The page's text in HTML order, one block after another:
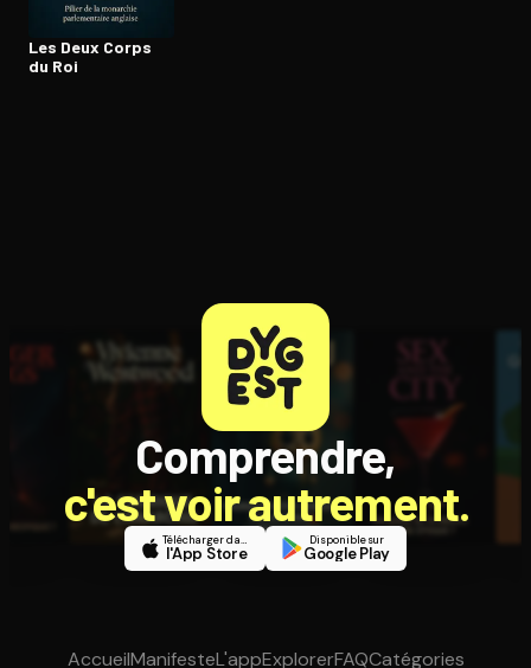
Les Deux Corps
du Roi
Comprendre,
c'est voir autrement.
Télécharger dans
l'App Store
Disponible sur
Google Play
AccueilManifesteL'appExplorerFAQCatégories